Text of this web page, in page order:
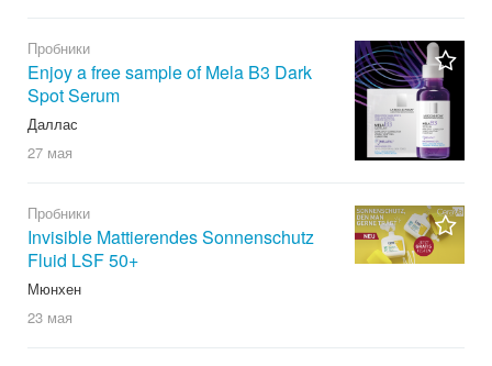
Пробники
Enjoy a free sample of Mela B3 Dark
Spot Serum
Даллас
27 мая
Пробники
Invisible Mattierendes Sonnenschutz
Fluid LSF 50+
Мюнхен
23 мая